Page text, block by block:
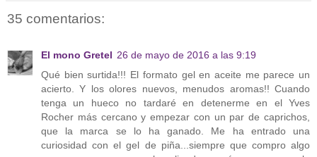
35 comentarios:
El mono Gretel 26 de mayo de 2016 a las 9:19
Qué bien surtida!!! El formato gel en aceite me parece un
acierto. Y los olores nuevos, menudos aromas!! Cuando
tenga un hueco no tardaré en detenerme en el Yves
Rocher más cercano y empezar con un par de caprichos,
que la marca se lo ha ganado. Me ha entrado una
curiosidad con el gel de piña...siempre que compro algo